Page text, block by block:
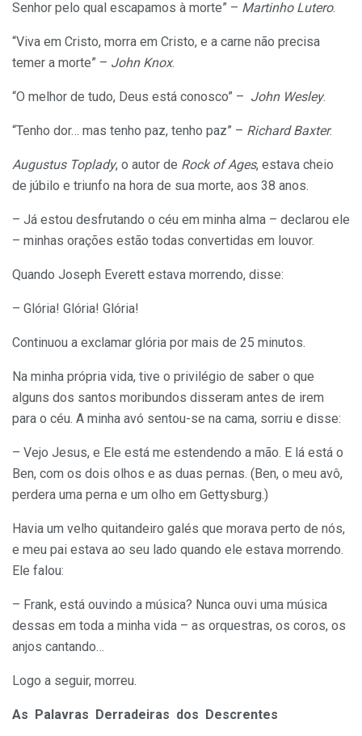
Senhor pelo qual escapamos à morte” – Martinho Lutero.
“Viva em Cristo, morra em Cristo, e a carne não precisa
temer a morte” – John Knox.
“O melhor de tudo, Deus está conosco” – John Wesley.
“Tenho dor… mas tenho paz, tenho paz” – Richard Baxter.
Augustus Toplady, o autor de Rock of Ages, estava cheio
de júbilo e triunfo na hora de sua morte, aos 38 anos.
– Já estou desfrutando o céu em minha alma – declarou ele
– minhas orações estão todas convertidas em louvor.
Quando Joseph Everett estava morrendo, disse:
– Glória! Glória! Glória!
Continuou a exclamar glória por mais de 25 minutos.
Na minha própria vida, tive o privilégio de saber o que
alguns dos santos moribundos disseram antes de irem
para o céu. A minha avó sentou-se na cama, sorriu e disse:
– Vejo Jesus, e Ele está me estendendo a mão. E lá está o
Ben, com os dois olhos e as duas pernas. (Ben, o meu avô,
perdera uma perna e um olho em Gettysburg.)
Havia um velho quitandeiro galés que morava perto de nós,
e meu pai estava ao seu lado quando ele estava morrendo.
Ele falou:
– Frank, está ouvindo a música? Nunca ouvi uma música
dessas em toda a minha vida – as orquestras, os coros, os
anjos cantando…
Logo a seguir, morreu.
As Palavras Derradeiras dos Descrentes